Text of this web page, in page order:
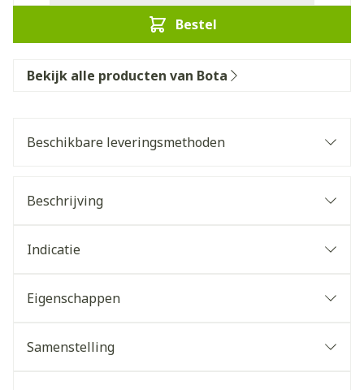
Bestel
Bekijk alle producten van Bota
Beschikbare leveringsmethoden
Beschrijving
Indicatie
Eigenschappen
Samenstelling